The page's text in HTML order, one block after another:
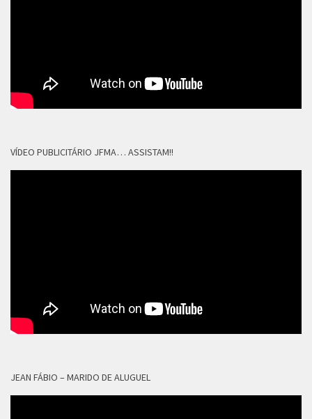
VÍDEO PUBLICITÁRIO JFMA… ASSISTAM!!
JEAN FÁBIO – MARIDO DE ALUGUEL